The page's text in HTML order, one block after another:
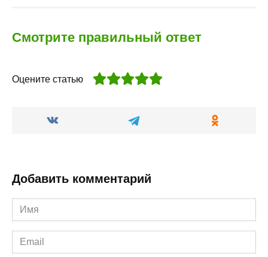
Смотрите правильный ответ
Оцените статью
Добавить комментарий
Имя
*
Email
*